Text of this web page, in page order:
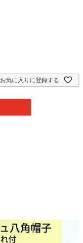
お気に入りに登録する